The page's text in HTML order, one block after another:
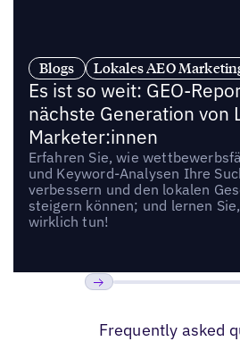
Blogs Lokales AEO
Es ist so weit: GEO-
nächste Generation von
Marketer:innen‍
Erfahren Sie, wie
und Keyword-Analysen Ihre
verbessern und den lokalen
steigern können; und lernen
wirklich tun!
Frequently asked